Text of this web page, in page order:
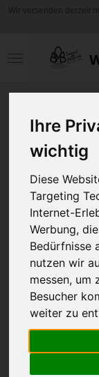
Ihre
wichtig
Diese
Targeting
Internet-
Werbung,
Bedürfnisse
nutzen wir
messen, um
Besucher
weiter zu